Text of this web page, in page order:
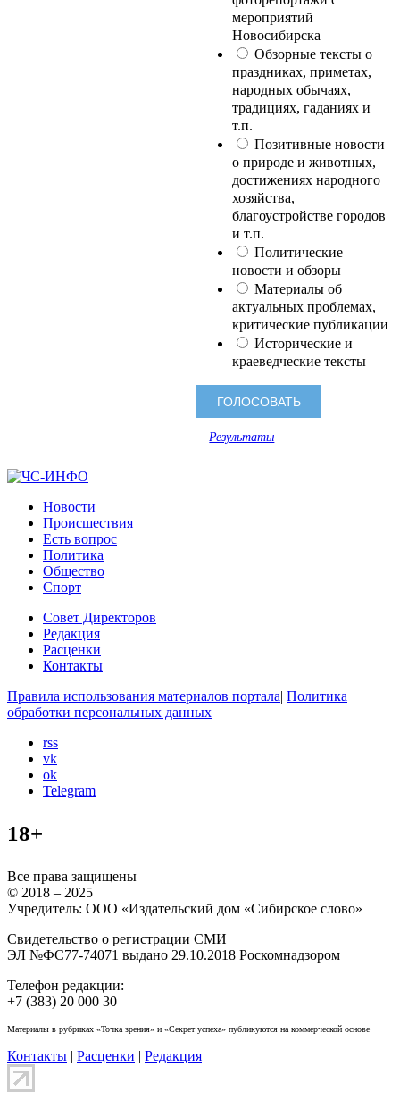
мероприятий
Новосибирска
Обзорные тексты о
праздниках, приметах,
народных обычаях,
традициях, гаданиях и
т.п.
Позитивные новости
о природе и животных,
достижениях народного
хозяйства,
благоустройстве городов
и т.п.
Политические
новости и обзоры
Материалы об
актуальных проблемах,
критические публикации
Исторические и
краеведческие тексты
Результаты
Новости
Происшествия
Есть вопрос
Политика
Общество
Спорт
Совет Директоров
Редакция
Расценки
Контакты
Правила использования материалов портала| Политика
обработки персональных данных
rss
vk
ok
Telegram
18+
Все права защищены
© 2018 – 2025
Учредитель: ООО «Издательский дом «Сибирское слово»
Свидетельство о регистрации СМИ
ЭЛ №ФС77-74071 выдано 29.10.2018 Роскомнадзором
Телефон редакции:
+7 (383) 20 000 30
Материалы в рубриках «Точка зрения» и «Секрет успеха» публикуются на коммерческой основе
Контакты | Расценки | Редакция